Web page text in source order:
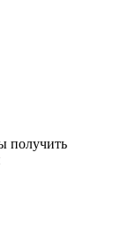
получить